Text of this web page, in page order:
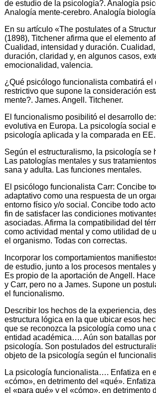
de estudio de la psicología?. Analogía
Analogía mente-cerebro. Analogía
En su artículo «The postulates of a
(1898), Titchener afirma que el elemento
Cualidad, intensidad y duración.
duración, claridad y, en algunos casos,
emocionalidad, valencia.
¿Qué psicólogo funcionalista combatirá el
restrictivo que supone la consideración
mente?. James. Angell. Titchener.
El funcionalismo posibilitó el desarrollo
evolutiva en Europa. La psicología social
psicología aplicada y la comparada en
Según el estructuralismo, la psicología se
Las patologías mentales y sus
sana y adulta. Las funciones mentales.
El psicólogo funcionalista Carr: Concibe
adaptativo como una respuesta de un
entorno físico y/o social. Concibe todo
fin de satisfacer las condiciones
asociadas. Afirma la compatibilidad del
como actividad mental y como utilidad de
el organismo. Todas con correctas.
Incorporar los comportamientos
de estudio, junto a los procesos mentales
Es propio de la aportación de Angell. Hace
y Carr, pero no a James. Supone un
el funcionalismo.
Describir los hechos de la experiencia,
estructura lógica en la que ubicar esos
que se reconozca la psicología como una
entidad académica…. Aún son batallas
psicología. Son postulados del
objeto de la psicología según el
La psicología funcionalista…. Enfatiza en
«cómo», en detrimento del «qué».
el «para qué» y el «cómo», en detrimento